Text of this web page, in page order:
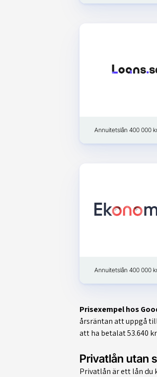
Annuitetslån 400 000
Annuitetslån 400 000
Prisexempel hos
årsräntan att uppgå
att ha betalat 53.640
Privatlån utan
Privatlån är ett lån du